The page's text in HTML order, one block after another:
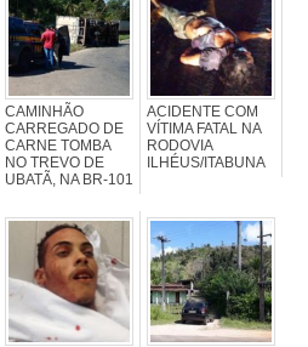
CAMINHÃO
CARREGADO DE
CARNE TOMBA
NO TREVO DE
UBATÃ, NA BR-101
ACIDENTE COM
VÍTIMA FATAL NA
RODOVIA
ILHÉUS/ITABUNA